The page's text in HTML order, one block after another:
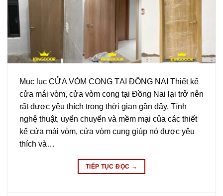
Mục lục CỬA VÒM CONG TẠI ĐỒNG NAI Thiết kế
cửa mái vòm, cửa vòm cong tại Đồng Nai lại trở nên
rất được yêu thích trong thời gian gần đây. Tính
nghệ thuật, uyển chuyển và mềm mại của các thiết
kế cửa mái vòm, cửa vòm cung giúp nó được yêu
thích và…
TIẾP TỤC ĐỌC →